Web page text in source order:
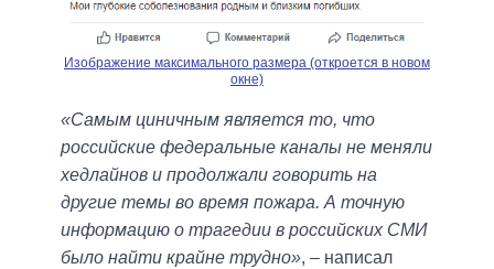
Изображение максимального размера (откроется в новом
окне)
«Самым циничным является то, что
российские федеральные каналы не меняли
хедлайнов и продолжали говорить на
другие темы во время пожара. А точную
информацию о трагедии в российских СМИ
было найти крайне трудно», – написал